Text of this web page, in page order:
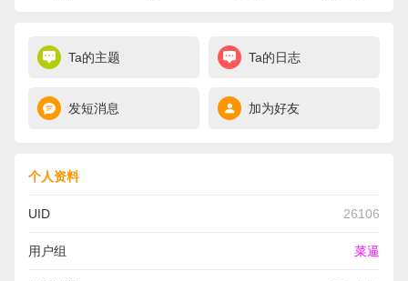
Ta的主题 Ta的日志
发短消息 加为好友
个人资料
UID 26106
用户组 菜逼